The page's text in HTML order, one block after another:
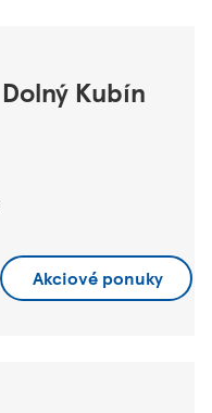
Kubín
Akciové ponuky